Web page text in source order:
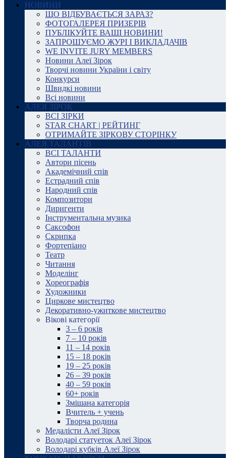
НОВИНИ
ЩО ВІДБУВАЄТЬСЯ ЗАРАЗ?
ФОТОГАЛЕРЕЯ ПРИЗЕРІВ
ПУБЛІКУЙТЕ ВАШІ НОВИНИ!
ЗАПРОШУЄМО ЖУРІ І ВИКЛАДАЧІВ
WE INVITE JURY MEMBERS
Новини Алеї Зірок
Творчі новини України і світу
Конкурси
Швидкі новини
Всі новини
АЛЕЯ ЗІРОК
ВСІ ЗІРКИ
STAR CHART | РЕЙТИНГ
ОТРИМАЙТЕ ЗІРКОВУ СТОРІНКУ
АЛЕЯ ТАЛАНТІВ
ВСІ ТАЛАНТИ
Автори пісень
Академічний спів
Естрадний спів
Народний спів
Композитори
Диригенти
Інструментальна музика
Саксофон
Скрипка
Фортепіано
Театр
Читання
Моделінг
Хореографія
Художники
Циркове мистецтво
Декоративно-ужиткове мистецтво
Вікові категорії
3 – 6 років
7 – 10 років
11 – 14 років
15 – 18 років
19 – 25 років
26 – 39 років
40 – 59 років
60+ років
Змішана категорія
Вчитель + учень
Творча родина
Медалісти Алеї Зірок
Володарі статуеток Алеї Зірок
Володарі кубків Алеї Зірок